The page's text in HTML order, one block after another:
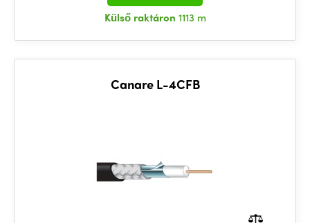
Külső raktáron 1113 m
Canare L-4CFB